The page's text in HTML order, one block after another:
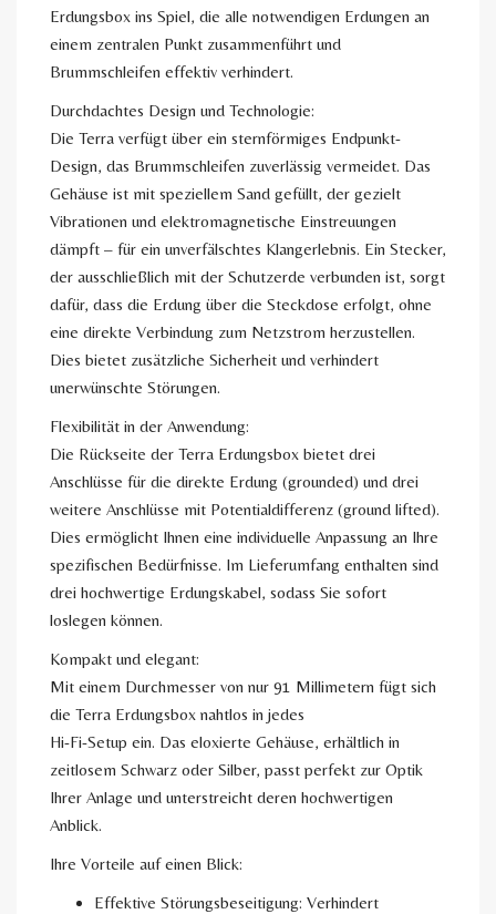
Erdungsbox ins Spiel, die alle notwendigen Erdungen an
einem zentralen Punkt zusammenführt und
Brummschleifen effektiv verhindert.
Durchdachtes Design und Technologie:
Die Terra verfügt über ein sternförmiges Endpunkt-
Design, das Brummschleifen zuverlässig vermeidet. Das
Gehäuse ist mit speziellem Sand gefüllt, der gezielt
Vibrationen und elektromagnetische Einstreuungen
dämpft – für ein unverfälschtes Klangerlebnis. Ein Stecker,
der ausschließlich mit der Schutzerde verbunden ist, sorgt
dafür, dass die Erdung über die Steckdose erfolgt, ohne
eine direkte Verbindung zum Netzstrom herzustellen.
Dies bietet zusätzliche Sicherheit und verhindert
unerwünschte Störungen.
Flexibilität in der Anwendung:
Die Rückseite der Terra Erdungsbox bietet drei
Anschlüsse für die direkte Erdung (grounded) und drei
weitere Anschlüsse mit Potentialdifferenz (ground lifted).
Dies ermöglicht Ihnen eine individuelle Anpassung an Ihre
spezifischen Bedürfnisse. Im Lieferumfang enthalten sind
drei hochwertige Erdungskabel, sodass Sie sofort
loslegen können.
Kompakt und elegant:
Mit einem Durchmesser von nur 91 Millimetern fügt sich
die Terra Erdungsbox nahtlos in jedes
Hi-Fi-Setup ein. Das eloxierte Gehäuse, erhältlich in
zeitlosem Schwarz oder Silber, passt perfekt zur Optik
Ihrer Anlage und unterstreicht deren hochwertigen
Anblick.
Ihre Vorteile auf einen Blick:
Effektive Störungsbeseitigung: Verhindert